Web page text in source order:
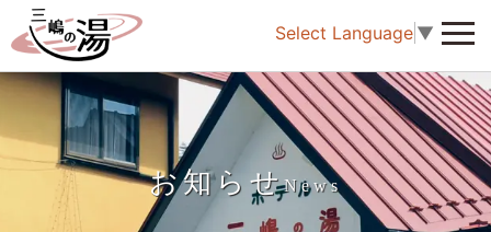
Select Language ▼
お知らせNews